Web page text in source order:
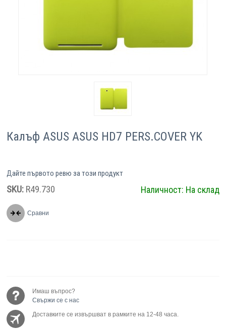
Калъф ASUS ASUS HD7 PERS.COVER YK
Дайте първото ревю за този продукт
SKU: R49.730 Наличност: На склад
Сравни
Имаш въпрос?
Свържи се с нас
Доставките се извършват в рамките на 12-48 часа.